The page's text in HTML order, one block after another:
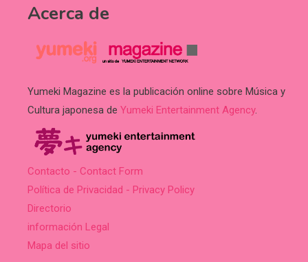
Acerca de
Yumeki Magazine es la publicación online sobre Música y
Cultura japonesa de Yumeki Entertainment Agency.
Contacto - Contact Form
Política de Privacidad - Privacy Policy
Directorio
información Legal
Mapa del sitio